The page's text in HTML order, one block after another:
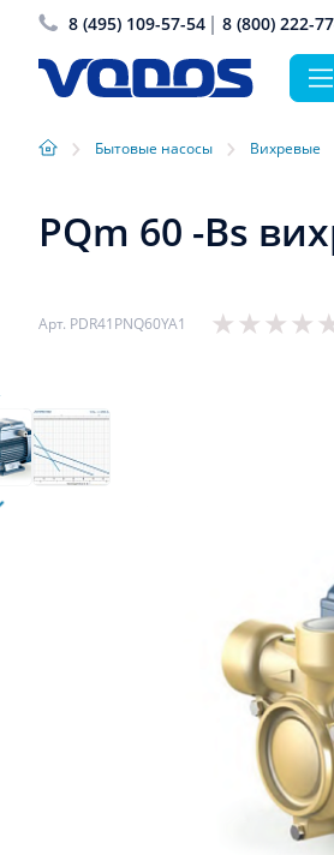
8 (495) 109-57-54 8 (800) 222-
› Бытовые насосы › Вихревые
PQm 60 -Bs
Арт. PDR41PNQ60YA1